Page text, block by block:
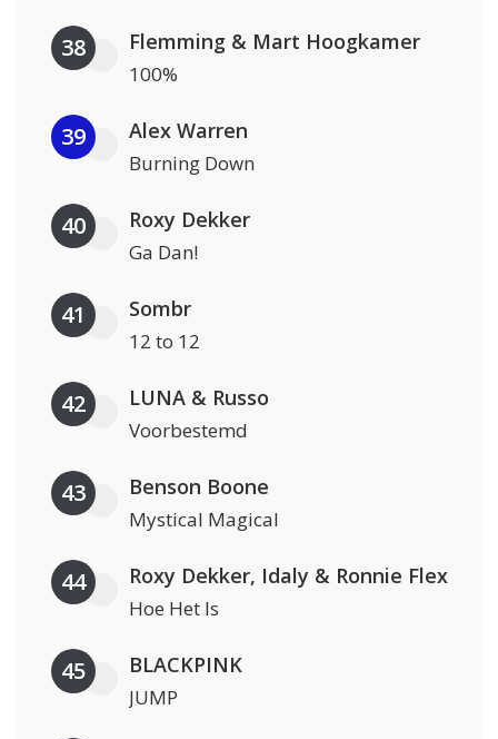
38 Flemming & Mart Hoogkamer
100%
39 Alex Warren
Burning Down
40 Roxy Dekker
Ga Dan!
41 Sombr
12 to 12
42 LUNA & Russo
Voorbestemd
43 Benson Boone
Mystical Magical
44 Roxy Dekker, Idaly & Ronnie Flex
Hoe Het Is
45 BLACKPINK
JUMP